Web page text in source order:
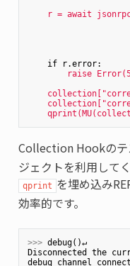
r = await
if r.error:
raise
Collection Hookのテ
ジェクトを利用して
qprint を埋め込み
効率的です。
>>> debug()↵
Disconnected the